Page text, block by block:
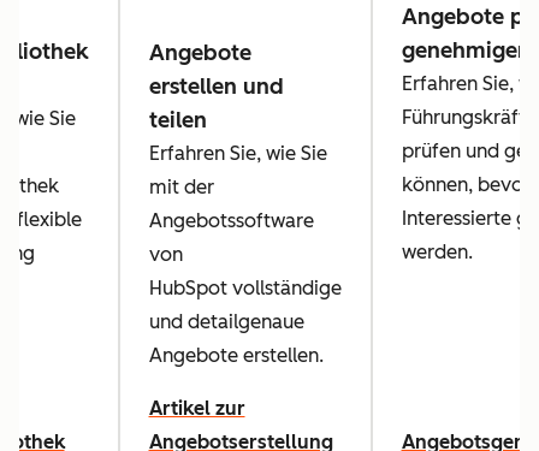
wie Sie
flexible
Angebote
erstellen und
teilen
Erfahren Sie, wie Sie
mit der
Angebotssoftware
von
HubSpot vollständige
und detailgenaue
Angebote erstellen.
Artikel zur
Angebotserstellung
Angebote
genehmigen
Erfahren Sie,
prüfen und
können, bevor
Interessierte
werden.